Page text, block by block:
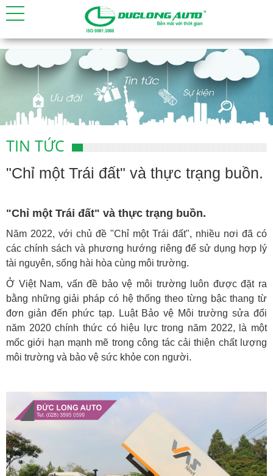
TIN TỨC
"Chỉ một Trái đất" và thực trạng buồn.
"Chỉ một Trái đất" và thực trạng buồn.
Năm 2022, với chủ đề "Chỉ một Trái đất", nhiều nơi đã có
các chính sách và phương hướng riêng để sử dụng hợp lý
tài nguyên, sống hài hòa cùng môi trường.
Ở Việt Nam, vấn đề bảo vệ môi trường luôn được đặt ra
bằng những giải pháp có hệ thống theo từng bậc thang từ
đơn giản đến phức tạp. Luật Bảo vệ Môi trường sửa đổi
năm 2020 chính thức có hiệu lực trong năm 2022, là một
mốc giới hạn mạnh mẽ trong công tác cải thiện chất lượng
môi trường và bảo vệ sức khỏe con người.